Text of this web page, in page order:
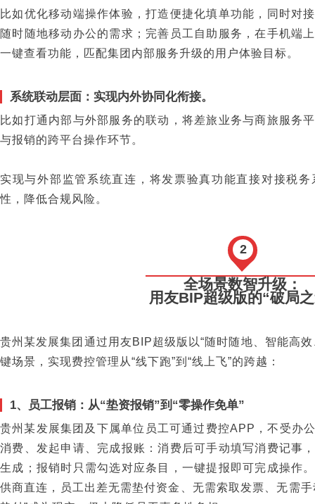
比如优化移动端操作体验，打造便捷化填单功能，同时对
随时随地移动办公的需求；完善员工自助服务，在手机端
一键查看功能，匹配集团内部服务升级的用户体验目标。
系统联动层面：实现内外协同化衔接。
比如打通内部与外部服务的联动，将差旅业务与商旅服务
与报销的跨平台操作环节。
实现与外部监管系统直连，将发票验真功能直接对接税
性，降低合规风险。
2
全场景数智升级：
用友BIP超级版的“破局
贵州某发展集团通过用友BIP超级版以“随时随地、智能高
键场景，实现费控管理从“线下跑”到“线上飞”的跨越：
1、员工报销：从“垫资报销”到“零操作免单”
贵州某发展集团及下属单位员工可通过费控APP，不受办
消费、发起申请、完成报账：消费后可手动填写消费记事
生成；报销时只需勾选对应条目，一键提报即可完成操作
供商直连，员工出差无需垫付资金、无需索取发票、无需